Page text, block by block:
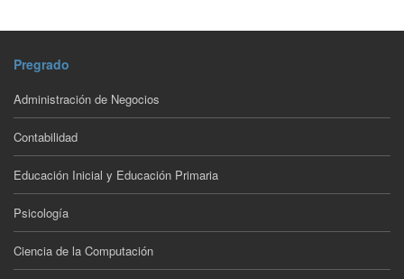
Pregrado
Administración de Negocios
Contabilidad
Educación Inicial y Educación Primaria
Psicología
Ciencia de la Computación